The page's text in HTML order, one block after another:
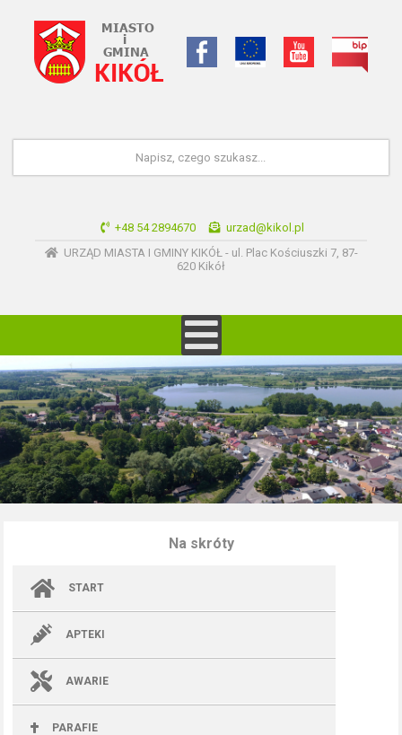
+48 54 2894670
urzad@kikol.pl
URZĄD MIASTA I GMINY KIKÓŁ - ul. Plac Kościuszki 7, 87-
620 Kikół
Na skróty
START
APTEKI
AWARIE
PARAFIE